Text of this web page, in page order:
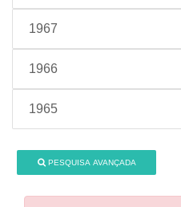
1967
1966
1965
PESQUISA AVANÇADA